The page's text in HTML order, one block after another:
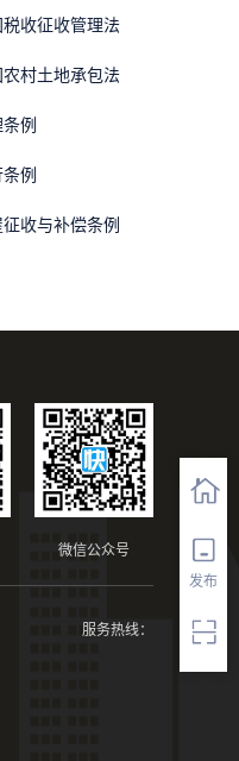
发布
税收征收管理法
农村土地承包法
条例
条例
征收与补偿条例
微信公众号
服务热线：